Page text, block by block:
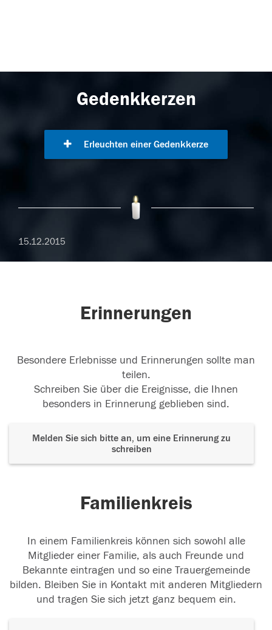
Gedenkkerzen
Erleuchten einer Gedenkkerze
15.12.2015
Erinnerungen
Besondere Erlebnisse und Erinnerungen sollte man
teilen.
Schreiben Sie über die Ereignisse, die Ihnen
besonders in Erinnerung geblieben sind.
Melden Sie sich bitte an, um eine Erinnerung zu
schreiben
Familienkreis
In einem Familienkreis können sich sowohl alle
Mitglieder einer Familie, als auch Freunde und
Bekannte eintragen und so eine Trauergemeinde
bilden. Bleiben Sie in Kontakt mit anderen Mitgliedern
und tragen Sie sich jetzt ganz bequem ein.